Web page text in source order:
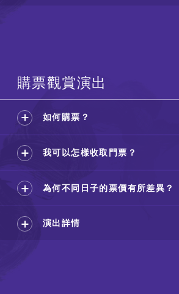
購票觀賞演出
如何購票？
我可以怎樣收取門票？
為何不同日子的票價有所差異？
演出詳情